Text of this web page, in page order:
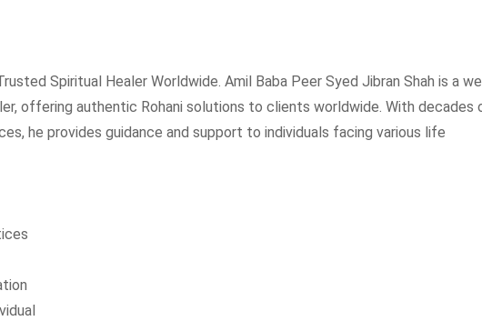
Spiritual Healer Worldwide. Amil Baba Peer Syed Jibran Shah is a
offering authentic Rohani solutions to clients worldwide. With decades
he provides guidance and support to individuals facing various life